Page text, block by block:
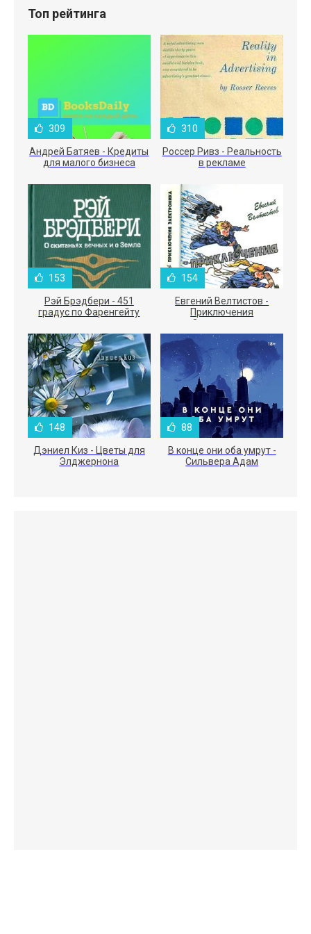
Топ рейтинга
309
Андрей Батяев - Кредиты
для малого бизнеса
310
Россер Ривз - Реальность
в рекламе
153
Рэй Брэдбери - 451
градус по Фаренгейту
154
Евгений Велтистов -
Приключения
Электроника
148
Дэниел Киз - Цветы для
Элджернона
88
В конце они оба умрут -
Сильвера Адам